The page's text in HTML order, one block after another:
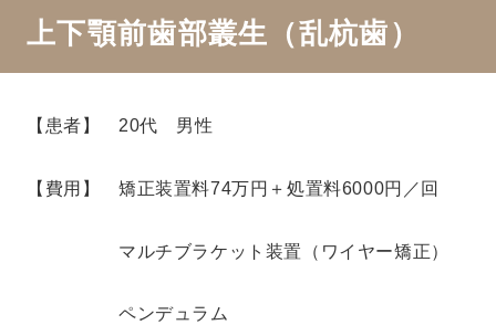
上下顎前歯部叢生（乱杭歯）
【患者】 20代 男性
【費用】 矯正装置料74万円＋処置料6000円／回
マルチブラケット装置（ワイヤー矯正）
ペンデュラム